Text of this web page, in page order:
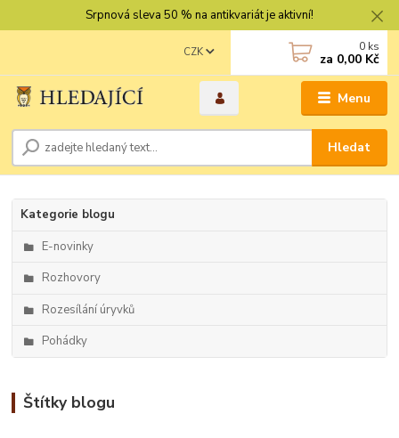
Srpnová sleva 50 % na antikvariát je aktivní!
Menu
CZK
Hledat
0 ks
za 0,00 Kč
Kategorie blogu
E-novinky
Rozhovory
Rozesílání úryvků
Pohádky
Štítky blogu